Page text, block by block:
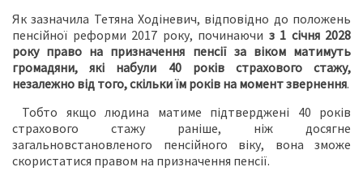
Як зазначила Тетяна Ходіневич, відповідно до положень
пенсійної реформи 2017 року, починаючи з 1 січня 2028
року право на призначення пенсії за віком матимуть
громадяни, які набули 40 років страхового стажу,
незалежно від того, скільки їм років на момент звернення.
⠀Тобто якщо людина матиме підтверджені 40 років
страхового стажу раніше, ніж досягне
загальновстановленого пенсійного віку, вона зможе
скористатися правом на призначення пенсії.